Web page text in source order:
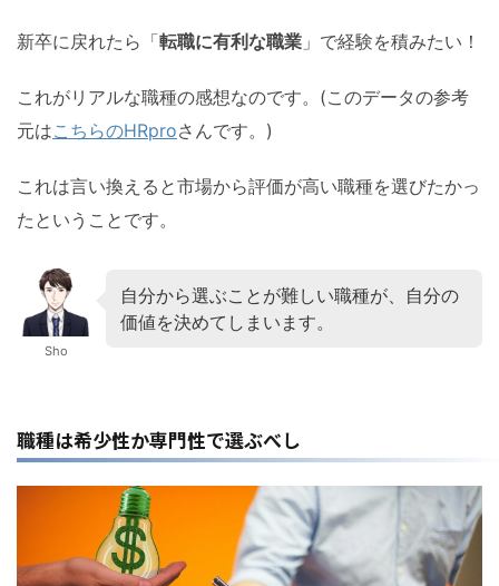
新卒に戻れたら「転職に有利な職業 」で経験を積みたい！
これがリアルな職種の感想なのです。(このデータの参考
元はこちらのHRproさんです。)
これは言い換えると市場から評価が高い職種を選びたかっ
たということです。
Sho
自分から選ぶことが難しい職種が、自分の
価値を決めてしまいます。
職種は希少性か専門性で選ぶべし